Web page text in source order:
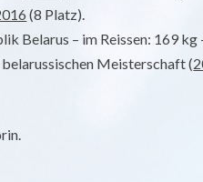
(8 Platz).
Belarus – im Reissen: 169
Meisterschaft (